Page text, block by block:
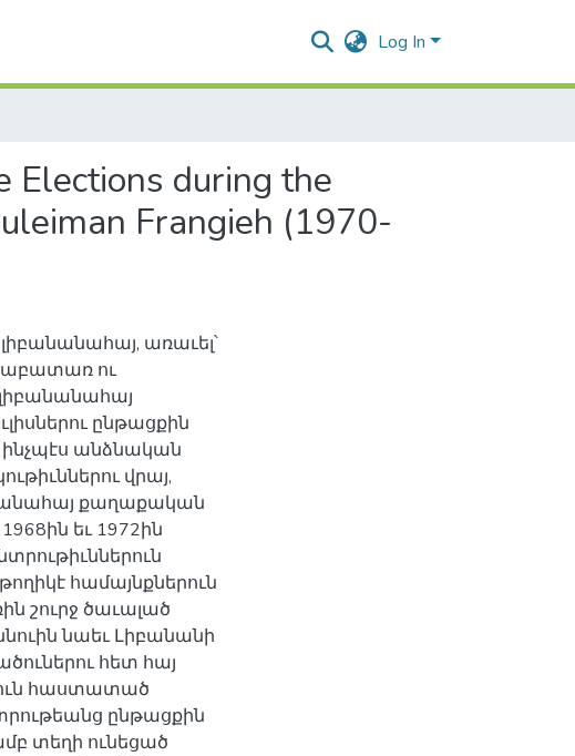
Log In
Elections during the
Frangieh (1970-
առաւել՝
ու
ընթացքին
ինչպէս անձնական
վրայ,
քաղաքական
եւ 1972ին
համայնքներուն
շուրջ ծաւալած
նաեւ Լիբանանի
հետ հայ
հաստատած
ընթացքին
տեղի ունեցած